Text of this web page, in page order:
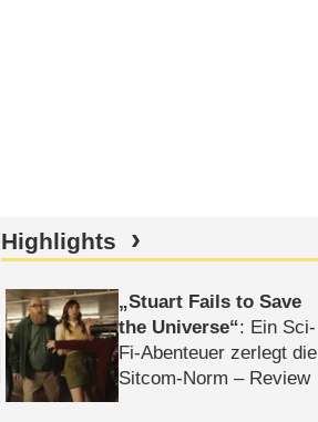
Highlights
Stuart Fails to Save
the Universe : Ein Sci-
Fi-Abenteuer zerlegt die
Sitcom-Norm – Review